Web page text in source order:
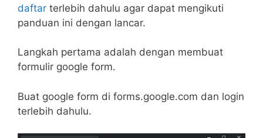
daftar terlebih dahulu agar dapat mengikuti
panduan ini dengan lancar.
Langkah pertama adalah dengan membuat
formulir google form.
Buat google form di forms.google.com dan login
terlebih dahulu.